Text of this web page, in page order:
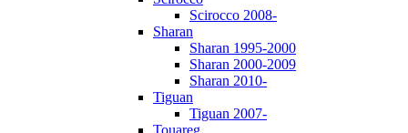
Scirocco 2008-
Sharan
Sharan 1995-2000
Sharan 2000-2009
Sharan 2010-
Tiguan
Tiguan 2007-
Touareg